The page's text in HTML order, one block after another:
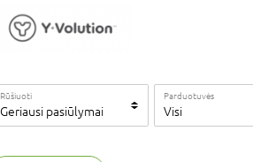
Rūšiuoti
Geriausi pasiūlymai
Parduotuvės
Visi